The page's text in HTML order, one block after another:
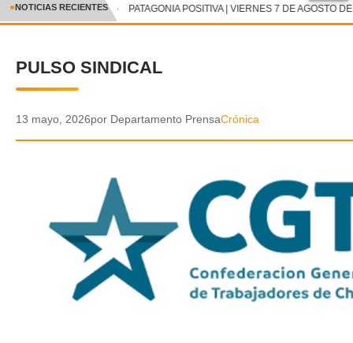
CRÓNICA
DEPORTES
POLICIAL
POLÍTICA
AUDIOS
VIDEOS
GALERIA DE FOTOS
●NOTICIAS RECIENTES PATAGONIA POSITIVA | VIERNES 7 DE AGOSTO DE
PULSO SINDICAL
13 mayo, 2026por Departamento PrensaCrónica